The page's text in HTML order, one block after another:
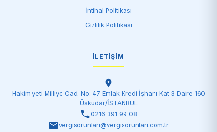
İntihal Politikası
Gizlilik Politikası
İLETIŞIM
Hakimiyeti Milliye Cad. No: 47 Emlak Kredi İşhanı Kat 3 Daire 160
Üsküdar/İSTANBUL
0216 391 99 08
vergisorunlari@vergisorunlari.com.tr